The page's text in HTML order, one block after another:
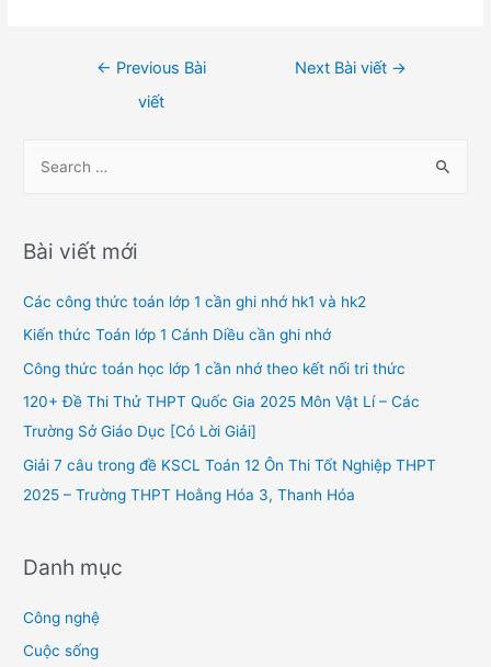
← Previous Bài
viết
Next Bài viết →
r
h
f
o
Bài viết mới
Các công thức toán lớp 1 cần ghi nhớ hk1 và hk2
Kiến thức Toán lớp 1 Cánh Diều cần ghi nhớ
Công thức toán học lớp 1 cần nhớ theo kết nối tri thức
120+ Đề Thi Thử THPT Quốc Gia 2025 Môn Vật Lí – Các
Trường Sở Giáo Dục [Có Lời Giải]
Giải 7 câu trong đề KSCL Toán 12 Ôn Thi Tốt Nghiệp THPT
2025 – Trường THPT Hoằng Hóa 3, Thanh Hóa
Danh mục
Công nghệ
Cuộc sống